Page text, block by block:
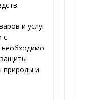
и услуг
с
защиты
природы и